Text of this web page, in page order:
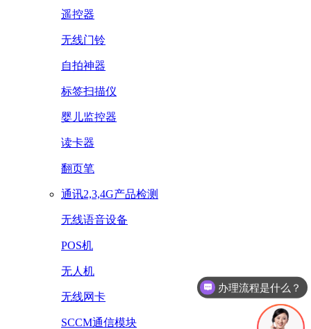
遥控器
无线门铃
自拍神器
标签扫描仪
婴儿监控器
读卡器
翻页笔
通讯2,3,4G产品检测
无线语音设备
POS机
无人机
无线网卡
SCCM通信模块
办理流程是什么？